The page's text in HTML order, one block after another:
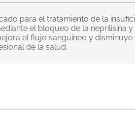
para el tratamiento de la
el bloqueo de la neprilisina
el flujo sanguíneo y
de la salud.